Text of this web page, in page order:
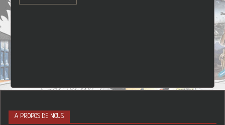
A PROPOS DE NOUS